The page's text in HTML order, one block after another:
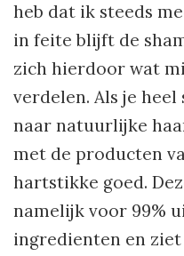
heb dat ik steeds
in feite blijft de
zich hierdoor wat
verdelen. Als je
naar natuurlijke
met de producten
hartstikke goed.
namelijk voor 99%
ingredienten en